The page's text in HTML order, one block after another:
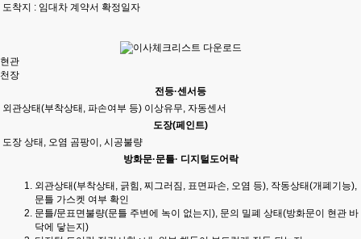
도착지 : 임대차 계약서 확정일자
현관
천장
전등·센서등
외관상태(부착상태, 파손여부 등) 이상유무, 자동센서
도장(페인트)
도장 상태, 오염 곰팡이, 시공불량
방화문·문틀· 디지털도어락
외관상태(부착상태, 긁힘, 찌그러짐, 표면파손, 오염 등), 작동상태(개폐기능),
문틀 가스켓 여부 확인
문틀/문표면불량(문틀 주변에 녹이 없는지), 문의 밀폐 상태(방화문이 현관 바
닥에 닿는지)